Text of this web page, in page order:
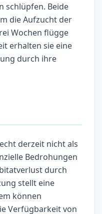
schlüpfen. Beide
die Aufzucht der
Wochen flügge
erhalten sie eine
durch ihre
derzeit nicht als
Bedrohungen
durch
stellt eine
können
Verfügbarkeit von